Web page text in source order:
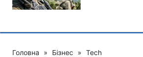
Головна » Бізнес » Tech